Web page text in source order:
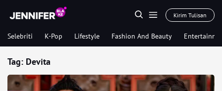
Kirim Tulisan
Selebriti K-Pop Lifestyle Fashion And Beauty
Tag: Devita